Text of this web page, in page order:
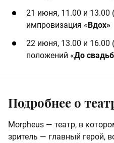
21 июня, 11.00 и 13.00
импровизация «Вдох»
22 июня, 13.00 и 16.00
положений «До
Подробнее о
Morpheus — театр, в
зритель — главный герой,